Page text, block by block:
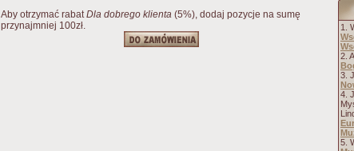
Aby otrzymać rabatDla dobrego klienta (5%), dodaj pozycje na sumę
przynajmniej 100zł.
1.
2.
3.
4.
5.